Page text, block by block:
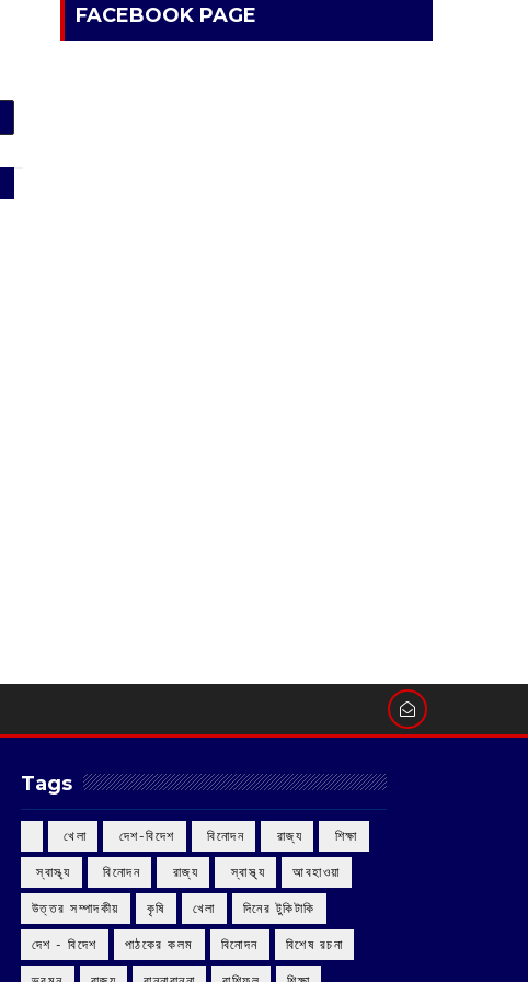
FACEBOOK PAGE
Tags
‌ খেলা ‌ দেশ-বিদেশ ‌ বিনোদন ‌ রাজ্য ‌ শিক্ষা
‌ স্বাস্থ্য ‌ বিনোদন ‌ রাজ্য ‌ স্বাস্থ্য আবহাওয়া
উত্তর সম্পাদকীয় কৃষি খেলা দিনের টুকিটাকি
দেশ - বিদেশ পাঠকের কলম বিনোদন বিশেষ রচনা